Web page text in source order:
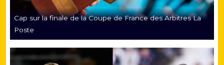
Cap sur la finale de la Coupe de France des Arbitres La
Poste